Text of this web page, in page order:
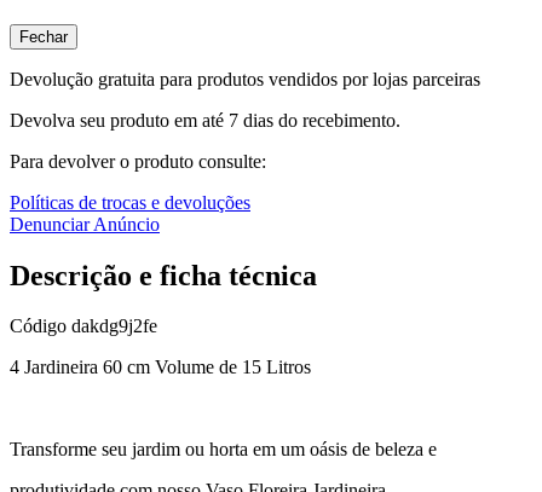
Fechar
Devolução gratuita para produtos vendidos por lojas parceiras
Devolva seu produto em até 7 dias do recebimento.
Para devolver o produto consulte:
Políticas de trocas e devoluções
Denunciar Anúncio
Descrição e ficha técnica
Código dakdg9j2fe
4 Jardineira 60 cm Volume de 15 Litros
Transforme seu jardim ou horta em um oásis de beleza e